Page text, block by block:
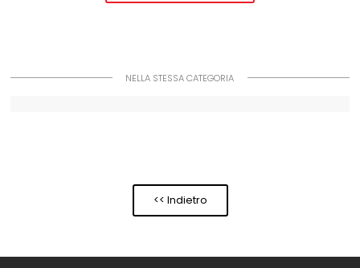
NELLA STESSA CATEGORIA
<< Indietro